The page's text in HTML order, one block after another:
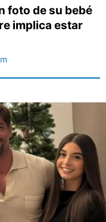
foto de su bebé
implica estar